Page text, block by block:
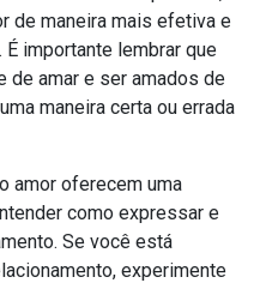
de maneira mais efetiva e
importante lembrar que
de amar e ser amados de
maneira certa ou errada
amor oferecem uma
como expressar e
Se você está
experimente